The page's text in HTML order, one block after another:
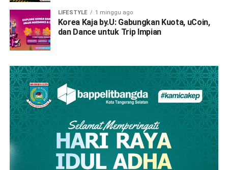
LIFESTYLE 1 minggu ago
Korea Kaja by.U: Gabungkan Kuota, uCoin,
dan Dance untuk Trip Impian